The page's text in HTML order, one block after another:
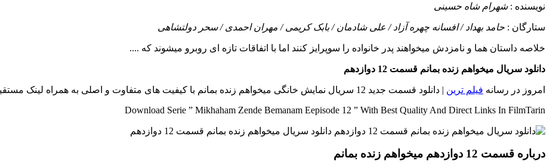
نويسنده :شهرام شاه حسینی
ستارگان : حامد بهداد / افسانه چهره آزاد / علی شادمان / بابک کریمی / مهران احمدی / سحر دولتشاهی
خلاصه داستان هما و نامزدش میخواهند پدر خانواده را سوپرایز کنند اما با اتفاقات تازه ای روبرو میشوند که ....
دانلود سریال میخواهم زنده بمانم قسمت 12 دوازدهم
امروز در رسانه فیلم ترین | دانلود قسمت جدید 12 سریال نمایش خانگی میخواهم زنده بمانم با کیفیت های متفاوت و اصلی به همراه لینک مستقیم آماده شده است..
Download Serie ” Mikhaham Zende Bemanam Eepisode 12 ” With Best Quality And Direct Links In FilmTarin
درباره قسمت 12 دوازدهم میخواهم زنده بمانم